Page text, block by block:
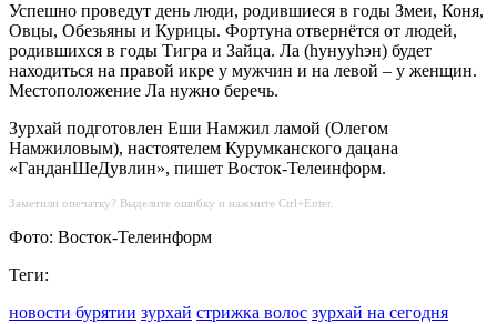
Успешно проведут день люди, родившиеся в годы Змеи, Коня,
Овцы, Обезьяны и Курицы. Фортуна отвернётся от людей,
родившихся в годы Тигра и Зайца. Ла (hунууhэн) будет
находиться на правой икре у мужчин и на левой – у женщин.
Местоположение Ла нужно беречь.
Зурхай подготовлен Еши Намжил ламой (Олегом
Намжиловым), настоятелем Курумканского дацана
«ГанданШеДувлин», пишет Восток-Телеинформ.
Заметили опечатку? Выделите ошибку и нажмите Ctrl+Enter.
Фото: Восток-Телеинформ
Теги:
новости бурятии зурхай стрижка волос зурхай на сегодня